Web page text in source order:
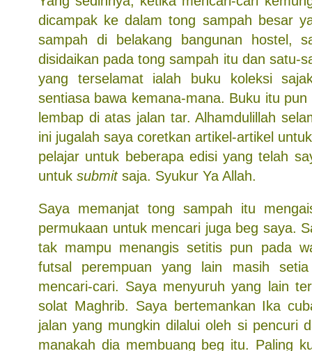
dicampak ke dalam tong sampah besar
sampah di belakang bangunan hostel,
disidaikan pada tong sampah itu dan satu-
yang terselamat ialah buku koleksi
sentiasa bawa kemana-mana. Buku itu
lembap di atas jalan tar. Alhamdulillah
ini jugalah saya coretkan artikel-artikel
pelajar untuk beberapa edisi yang telah
untuk submitsaja. Syukur Ya Allah.
Saya memanjat tong sampah itu
permukaan untuk mencari juga beg saya.
tak mampu menangis setitis pun pada
futsal perempuan yang lain masih
mencari-cari. Saya menyuruh yang lain
solat Maghrib. Saya bertemankan Ika
jalan yang mungkin dilalui oleh si pencuri
manakah dia membuang beg itu. Paling